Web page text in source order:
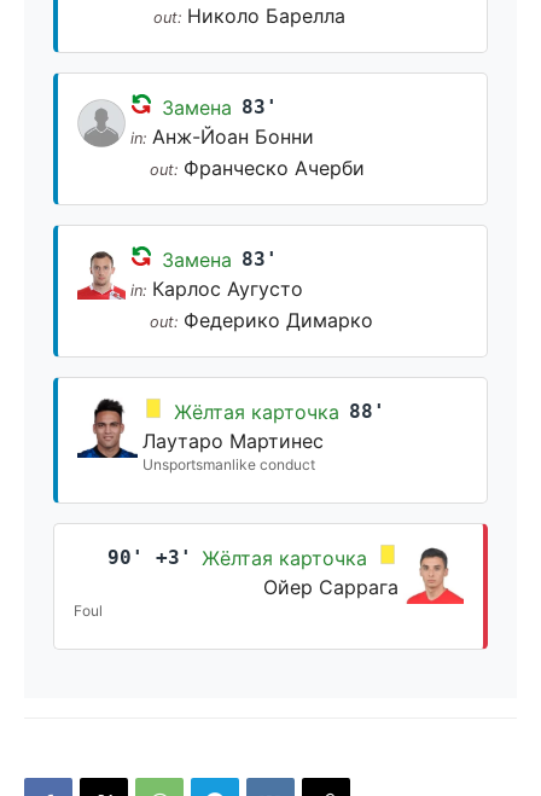
out: Николо Барелла
Замена 83'
in: Анж-Йоан Бонни
out: Франческо Ачерби
Замена 83'
in: Карлос Аугусто
out: Федерико Димарко
Жёлтая карточка 88'
Лаутаро Мартинес
Unsportsmanlike conduct
90' +3'
Жёлтая карточка
Ойер Саррага
Foul